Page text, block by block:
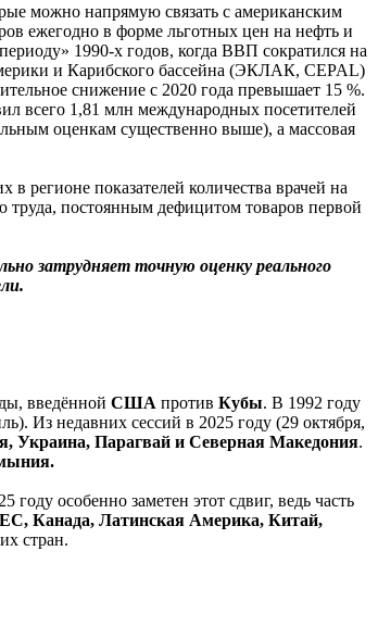
можно напрямую связать с американским
ежегодно в форме льготных цен на нефть и
1990-х годов, когда ВВП сократился на
и Карибского бассейна (ЭКЛАК, CEPAL)
снижение с 2020 года превышает 15 %.
всего 1,81 млн международных посетителей
оценкам существенно выше), а массовая
регионе показателей количества врачей на
труда, постоянным дефицитом товаров первой
затрудняет точную оценку реального
введённой США против Кубы. В 1992 году
Из недавних сессий в 2025 году (29 октября,
Украина, Парагвай и Северная Македония.
особенно заметен этот сдвиг, ведь часть
ЕС, Канада, Латинская Америка, Китай,
стран.